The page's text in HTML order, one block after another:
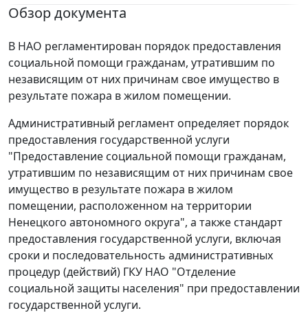
Обзор документа
В НАО регламентирован порядок предоставления
социальной помощи гражданам, утратившим по
независящим от них причинам свое имущество в
результате пожара в жилом помещении.
Административный регламент определяет порядок
предоставления государственной услуги
"Предоставление социальной помощи гражданам,
утратившим по независящим от них причинам свое
имущество в результате пожара в жилом
помещении, расположенном на территории
Ненецкого автономного округа", а также стандарт
предоставления государственной услуги, включая
сроки и последовательность административных
процедур (действий) ГКУ НАО "Отделение
социальной защиты населения" при предоставлении
государственной услуги.